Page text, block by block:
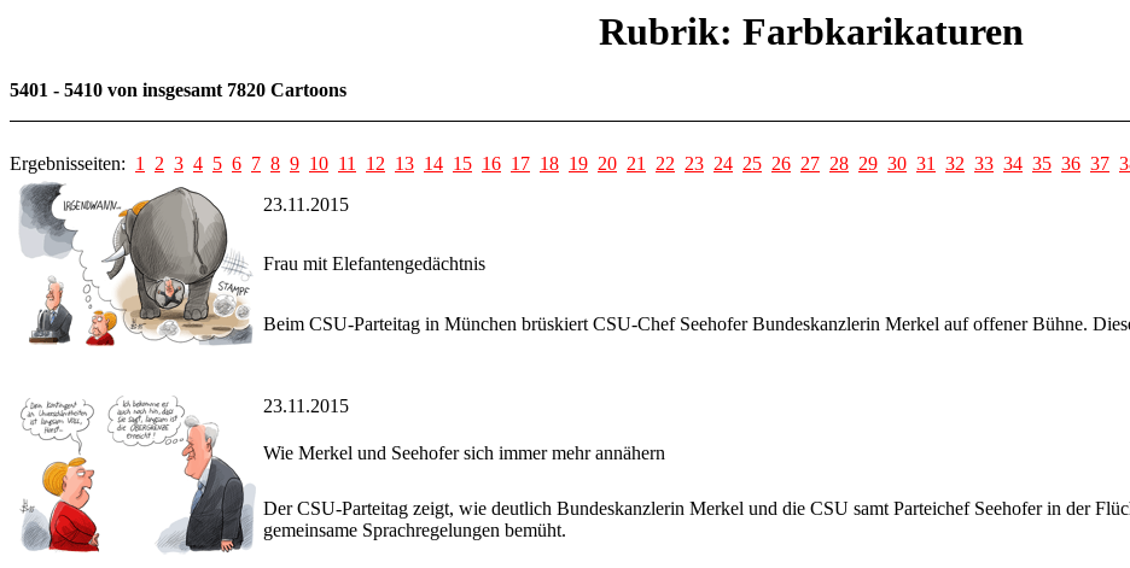
Rubrik: Farbkarikaturen
5401 - 5410 von insgesamt 7820 Cartoons
Ergebnisseiten: 1 2 3 4 5 6 7 8 9 10 11 12 13 14 15 16 17 18 19 20 21 22 23 24 25 26 27 28 29 30 31 32 33 34 35 36 37
23.11.2015
Frau mit Elefantengedächtnis
Beim CSU-Parteitag in München brüskiert CSU-Chef Seehofer Bundeskanzlerin Merkel auf offener Bühne.
23.11.2015
Wie Merkel und Seehofer sich immer mehr annähern
Der CSU-Parteitag zeigt, wie deutlich Bundeskanzlerin Merkel und die CSU samt Parteichef Seehofer in der
gemeinsame Sprachregelungen bemüht.